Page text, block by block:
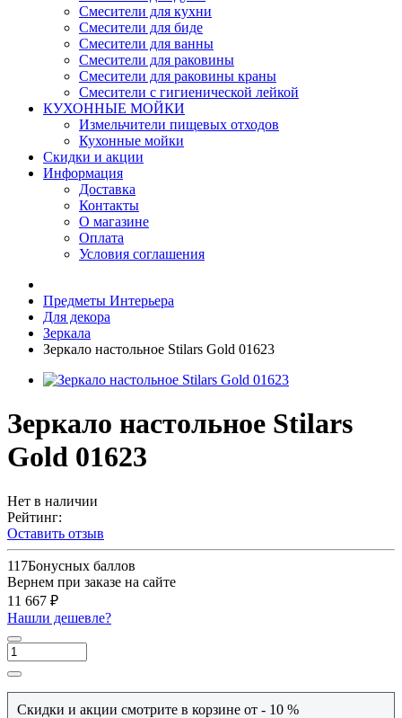
Смесители для кухни
Смесители для биде
Смесители для ванны
Смесители для раковины
Смесители для раковины краны
Смесители с гигиенической лейкой
КУХОННЫЕ МОЙКИ
Измельчители пищевых отходов
Кухонные мойки
Скидки и акции
Информация
Доставка
Контакты
О магазине
Оплата
Условия соглашения
Предметы Интерьера
Для декора
Зеркала
Зеркало настольное Stilars Gold 01623
Зеркало настольное Stilars
Gold 01623
Нет в наличии
Рейтинг:
Оставить отзыв
117Бонусных баллов
Вернем при заказе на сайте
11 667 ₽
Нашли дешевле?
Скидки и акции смотрите в корзине от - 10 %